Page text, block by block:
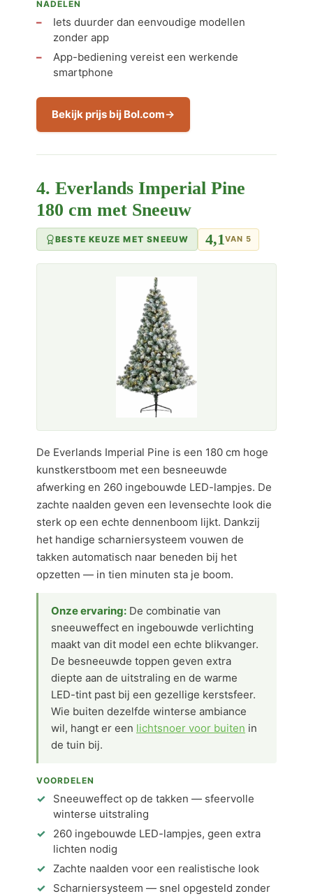
NADELEN
Iets duurder dan eenvoudige modellen
zonder app
App-bediening vereist een werkende
smartphone
Bekijk prijs bij Bol.com
4. Everlands Imperial Pine
180 cm met Sneeuw
BESTE KEUZE MET SNEEUW 4,1VAN 5
De Everlands Imperial Pine is een 180 cm hoge
kunstkerstboom met een besneeuwde
afwerking en 260 ingebouwde LED-lampjes. De
zachte naalden geven een levensechte look die
sterk op een echte dennenboom lijkt. Dankzij
het handige scharniersysteem vouwen de
takken automatisch naar beneden bij het
opzetten — in tien minuten sta je boom.
Onze ervaring: De combinatie van
sneeuweffect en ingebouwde verlichting
maakt van dit model een echte blikvanger.
De besneeuwde toppen geven extra
diepte aan de uitstraling en de warme
LED-tint past bij een gezellige kerstsfeer.
Wie buiten dezelfde winterse ambiance
wil, hangt er een lichtsnoer voor buiten in
de tuin bij.
VOORDELEN
Sneeuweffect op de takken — sfeervolle
winterse uitstraling
260 ingebouwde LED-lampjes, geen extra
lichten nodig
Zachte naalden voor een realistische look
Scharniersysteem — snel opgesteld zonder